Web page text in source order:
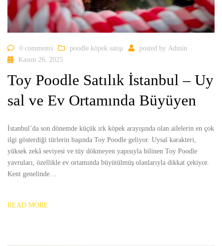
0 comments poodle köpek satışı posted by Admin
Kasım 26, 2025
Toy Poodle Satılık İstanbul – Uy
sal ve Ev Ortamında Büyüyen
İstanbul’da son dönemde küçük ırk köpek arayışında olan ailelerin en çok
ilgi gösterdiği türlerin başında Toy Poodle geliyor. Uysal karakteri,
yüksek zekâ seviyesi ve tüy dökmeyen yapısıyla bilinen Toy Poodle
yavruları, özellikle ev ortamında büyütülmüş olanlarıyla dikkat çekiyor.
Kent genelinde…
READ MORE